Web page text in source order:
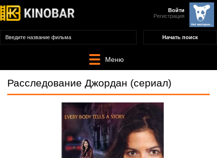
Войти
Регистрация
Меню
Расследование Джордан (сериал)